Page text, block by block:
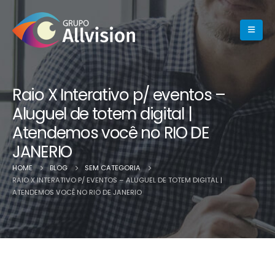
Raio X Interativo p/ eventos –
Aluguel de totem digital |
Atendemos você no RIO DE
JANERIO
HOME BLOG
SEM CATEGORIA
RAIO X INTERATIVO P/ EVENTOS – ALUGUEL DE TOTEM DIGITAL |
ATENDEMOS VOCÊ NO RIO DE JANERIO